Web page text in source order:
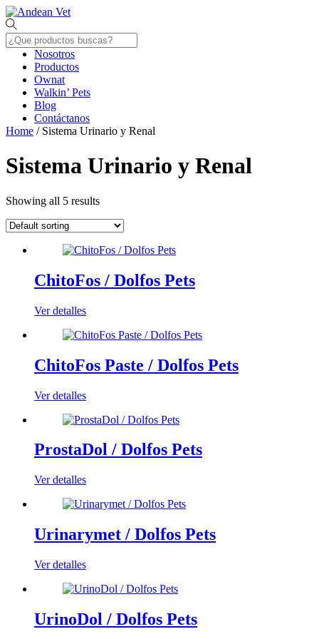
Skip
to
content
Menu
Nosotros
Productos
Ownat
Walkin’ Pets
Blog
Contáctanos
Close
Home / Sistema Urinario y Renal
Sistema Urinario y Renal
Showing all 5 results
ChitoFos / Dolfos Pets
Ver detalles
ChitoFos Paste / Dolfos Pets
Ver detalles
ProstaDol / Dolfos Pets
Ver detalles
Urinarymet / Dolfos Pets
Ver detalles
UrinoDol / Dolfos Pets